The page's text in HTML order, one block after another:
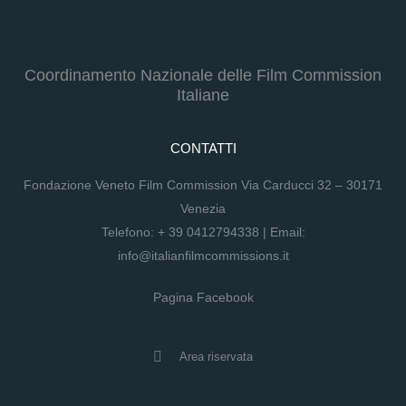
Coordinamento Nazionale delle Film Commission
Italiane
CONTATTI
Fondazione Veneto Film Commission Via Carducci 32 – 30171
Venezia
Telefono: + 39 0412794338 | Email:
info@italianfilmcommissions.it
Pagina Facebook
Area riservata